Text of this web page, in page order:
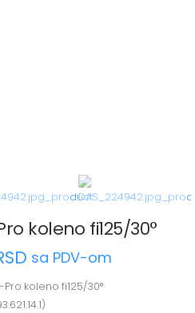
koleno fi125/30°
sa PDV-om
koleno fi125/30°